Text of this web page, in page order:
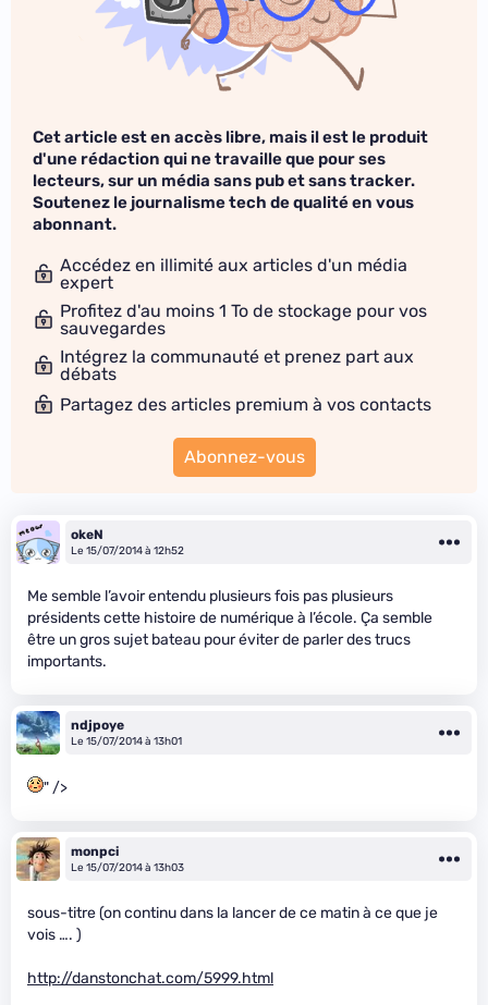
Cet article est en accès libre, mais il est le produit
d'une rédaction qui ne travaille que pour ses
lecteurs, sur un média sans pub et sans tracker.
Soutenez le journalisme tech de qualité en vous
abonnant.
Accédez en illimité aux articles d'un média
expert
Profitez d'au moins 1 To de stockage pour vos
sauvegardes
Intégrez la communauté et prenez part aux
débats
Partagez des articles premium à vos contacts
Abonnez-vous
okeN
Le 15/07/2014 à 12h52
Me semble l’avoir entendu plusieurs fois pas plusieurs
présidents cette histoire de numérique à l’école. Ça semble
être un gros sujet bateau pour éviter de parler des trucs
importants.
ndjpoye
Le 15/07/2014 à 13h01
" />
monpci
Le 15/07/2014 à 13h03
sous-titre (on continu dans la lancer de ce matin à ce que je
vois …. )
http://danstonchat.com/5999.html